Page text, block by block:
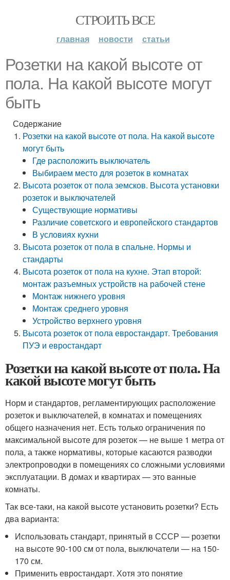
СТРОИТЬ ВСЕ
главная новости статьи
Розетки на какой высоте от
пола. На какой высоте могут
быть
Содержание
Розетки на какой высоте от пола. На какой высоте
могут быть
Где расположить выключатель
Выбираем место для розеток в комнатах
Высота розеток от пола земсков. Высота установки
розеток и выключателей
Существующие нормативы
Различие советского и европейского стандартов
В условиях кухни
Высота розеток от пола в спальне. Нормы и
стандарты
Высота розеток от пола на кухне. Этап второй:
монтаж разъемных устройств на рабочей стене
Монтаж нижнего уровня
Монтаж среднего уровня
Устройство верхнего уровня
Высота розеток от пола евростандарт. Требования
ПУЭ и евростандарт
Розетки на какой высоте от пола. На
какой высоте могут быть
Норм и стандартов, регламентирующих расположение
розеток и выключателей, в комнатах и помещениях
общего назначения нет. Есть только ограничения по
максимальной высоте для розеток — не выше 1 метра от
пола, а также нормативы, которые касаются разводки
электропроводки в помещениях со сложными условиями
эксплуатации. В домах и квартирах — это ванные
комнаты.
Так все-таки, на какой высоте установить розетки? Есть
два варианта:
Использовать стандарт, принятый в СССР — розетки
на высоте 90-100 см от пола, выключатели — на 150-
170 см.
Применить евростандарт. Хотя это понятие